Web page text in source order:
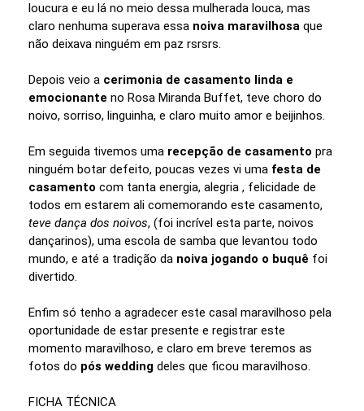
loucura e eu lá no meio dessa mulherada louca, mas
claro nenhuma superava essa noiva maravilhosa que
não deixava ninguém em paz rsrsrs.
Depois veio a cerimonia de casamento linda e
emocionante no Rosa Miranda Buffet, teve choro do
noivo, sorriso, linguinha, e claro muito amor e beijinhos.
Em seguida tivemos uma recepção de casamento pra
ninguém botar defeito, poucas vezes vi uma festa de
casamento com tanta energia, alegria , felicidade de
todos em estarem ali comemorando este casamento,
teve dança dos noivos, (foi incrível esta parte, noivos
dançarinos), uma escola de samba que levantou todo
mundo, e até a tradição da noiva jogando o buquê foi
divertido.
Enfim só tenho a agradecer este casal maravilhoso pela
oportunidade de estar presente e registrar este
momento maravilhoso, e claro em breve teremos as
fotos do pós wedding deles que ficou maravilhoso.
FICHA TÉCNICA